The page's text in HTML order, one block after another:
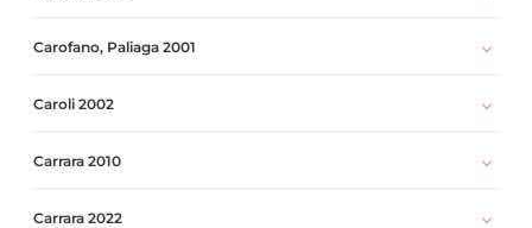
Carofano, Paliaga 2001
Caroli 2002
Carrara 2010
Carrara 2022